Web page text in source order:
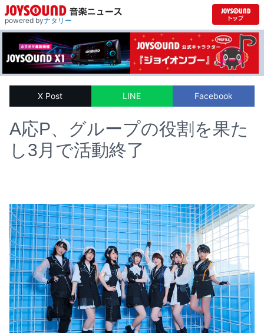
powered byナタリー
X Post LINE Facebook
A応P、グループの役割を果た
し3月で活動終了